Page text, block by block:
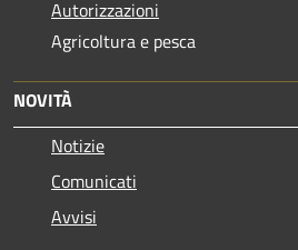
Autorizzazioni
Agricoltura e pesca
NOVITÀ
Notizie
Comunicati
Avvisi